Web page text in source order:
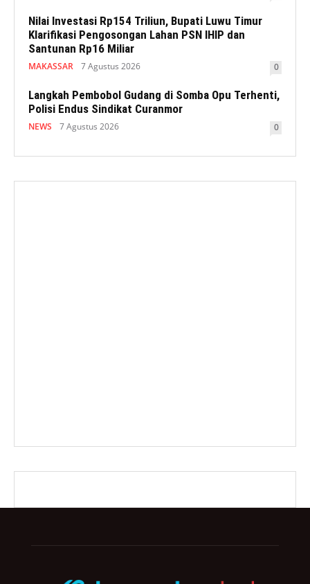
Nilai Investasi Rp154 Triliun, Bupati Luwu Timur
Klarifikasi Pengosongan Lahan PSN IHIP dan
Santunan Rp16 Miliar
MAKASSAR 7 Agustus 2026 0
Langkah Pembobol Gudang di Somba Opu Terhenti,
Polisi Endus Sindikat Curanmor
NEWS 7 Agustus 2026 0